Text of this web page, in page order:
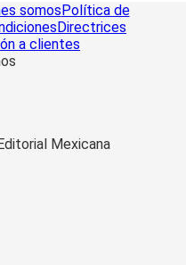
somosPolítica de
Directrices
a clientes
Mexicana